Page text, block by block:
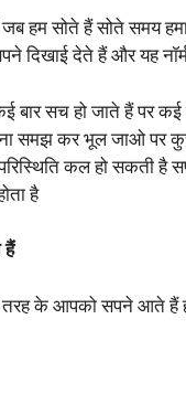
सोते हैं सोते समय हमारा
दिखाई देते हैं और यह
सच हो जाते हैं पर
समझ कर भूल जाओ
कल हो सकती है
है
हैं
के आपको सपने आते हैं